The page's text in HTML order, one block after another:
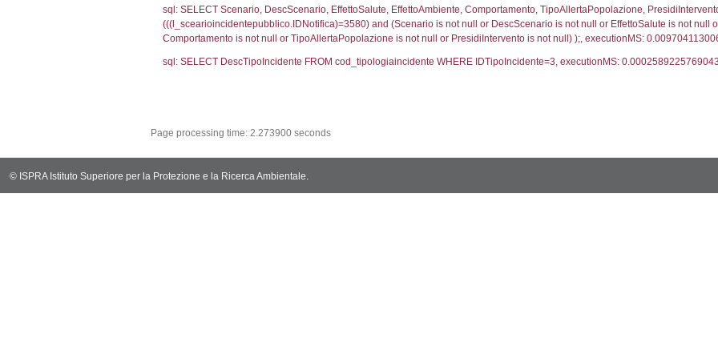
(f_territori_limitrofi.IDTipologiaTerritorio =
WHERE (((f_territori_limitrofi.IDNotifica)=3580) AND
sql: SELECT f_territori_limitrofi.Distanza,
WHERE (((f_territori_limitrofi.IDNotifica)=3580) AND
sql: SELECT reg_f_territori_limitrofi.Distanza,